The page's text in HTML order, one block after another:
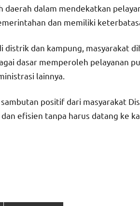
dalam mendekatkan
dan memiliki
distrik dan kampung, masyarakat
dasar memperoleh pelayanan
lainnya.
positif dari masyarakat
efisien tanpa harus datang ke